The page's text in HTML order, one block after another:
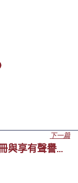
下一篇
不可註冊與享有聲譽的商標相似之商標